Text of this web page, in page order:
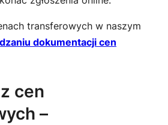
transferowych w naszym
dokumentacji cen
cen
–